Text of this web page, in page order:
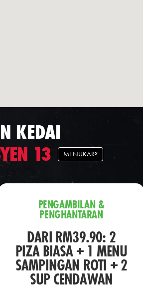
KEDAI
13 MENUKAR?
PENGAMBILAN &
PENGHANTARAN
DARI RM39.90: 2
PIZA BIASA + 1 MENU
SAMPINGAN ROTI + 2
SUP CENDAWAN